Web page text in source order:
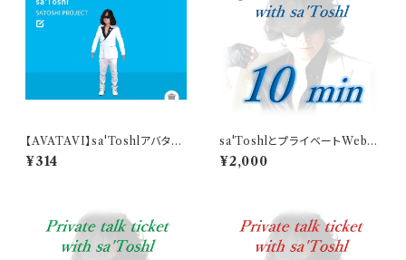
【AVATAVI】sa'Toshlアバター
White Ver.
¥314
sa'ToshlとプライベートWebト
ーク（10分）
¥2,000